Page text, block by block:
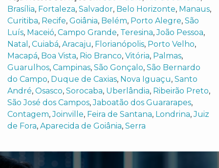
Brasília, Fortaleza, Salvador, Belo Horizonte, Manaus,
Curitiba, Recife, Goiânia, Belém, Porto Alegre, São
Luís, Maceió, Campo Grande, Teresina,João Pessoa,
Natal , Cuiabá, Aracaju, Florianópolis, Porto Velho,
Macapá, Boa Vista, Rio Branco, Vitória, Palmas,
Guarulhos, Campinas, São Gonçalo, São Bernardo
do Campo, Duque de Caxias, Nova Iguaçu, Santo
André, Osasco, Sorocaba, Uberlândia, Ribeirão Preto,
São José dos Campos,Jaboatão dos Guararapes,
Contagem,Joinville, Feira de Santana, Londrina,Juiz
de Fora, Aparecida de Goiânia, Serra